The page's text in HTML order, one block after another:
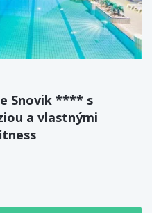
Snovik **** s
a vlastnými